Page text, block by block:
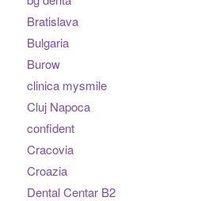
Bratislava
Bulgaria
Burow
clinica mysmile
Cluj Napoca
confident
Cracovia
Croazia
Dental Centar B2